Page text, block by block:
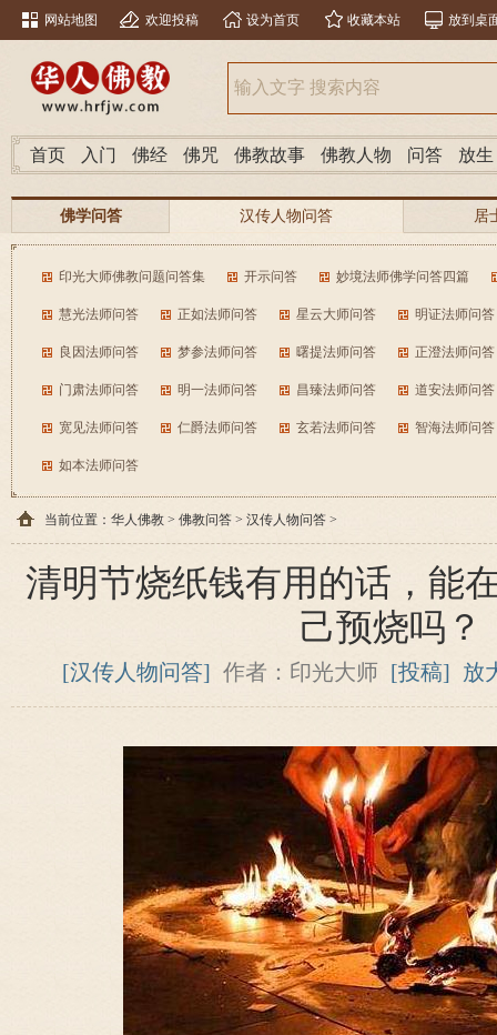
网站地图 欢迎投稿 设为首页 收藏本站 放到桌
首页 入门 佛经 佛咒 佛教故事 佛教人物 问答 放生
佛学问答 汉传人物问答
居
南传人物问答
分类问答
印光大师佛教问题问答集 开示问答 妙境法师佛学问答四篇
慧光法师问答 正如法师问答 星云大师问答 明证法师问答
良因法师问答 梦参法师问答 曙提法师问答 正澄法师问答
门肃法师问答 明一法师问答 昌臻法师问答 道安法师问答
宽见法师问答 仁爵法师问答 玄若法师问答 智海法师问答
如本法师问答
当前位置： 华人佛教 > 佛教问答 > 汉传人物问答 >
清明节烧纸钱有用的话，能
己预烧吗？
[汉传人物问答] 作者：印光大师 [投稿] 放